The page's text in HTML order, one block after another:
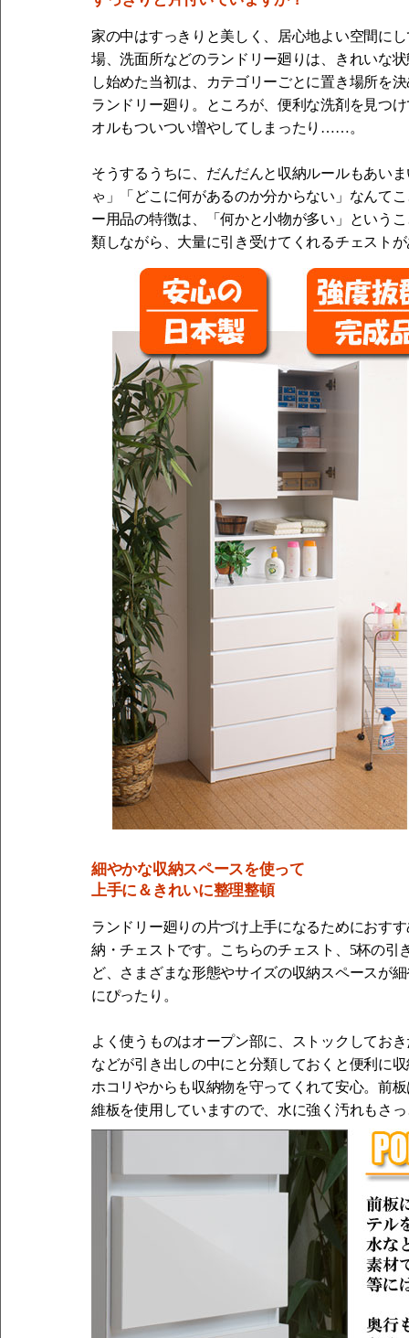
家の中はすっきりと美しく、居心地よい空間に
場、洗面所などのランドリー廻りは、きれいな
し始めた当初は、カテゴリーごとに置き場所を
ランドリー廻り。ところが、便利な洗剤を見つ
オルもついつい増やしてしまったり……。
そうするうちに、だんだんと収納ルールもあい
ゃ」「どこに何があるのか分からない」なんて
ー用品の特徴は、「何かと小物が多い」という
類しながら、大量に引き受けてくれるチェスト
細やかな収納スペースを使って
上手に＆きれいに整理整頓
ランドリー廻りの片づけ上手になるためにおす
納・チェストです。こちらのチェスト、5杯の引
ど、さまざまな形態やサイズの収納スペースが
にぴったり。
よく使うものはオープン部に、ストックしてお
などが引き出しの中にと分類しておくと便利に
ホコリやからも収納物を守ってくれて安心。前
維板を使用していますので、水に強く汚れもさ